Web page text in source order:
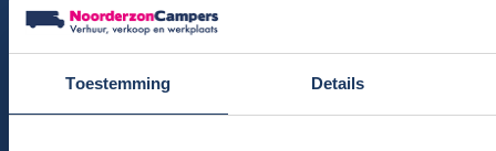
Toestemming Details
Reiservaring delen
Instructievideo